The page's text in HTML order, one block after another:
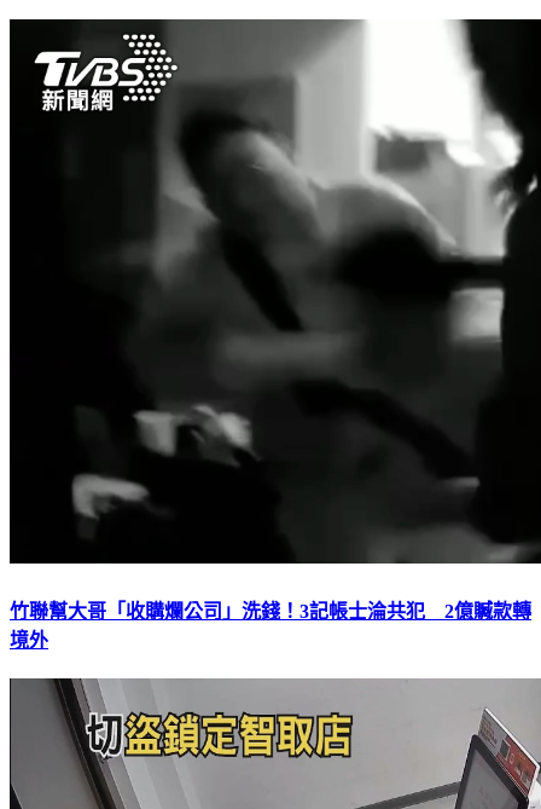
竹聯幫大哥「收購爛公司」洗錢！3記帳士淪共犯 2億贓款轉
境外